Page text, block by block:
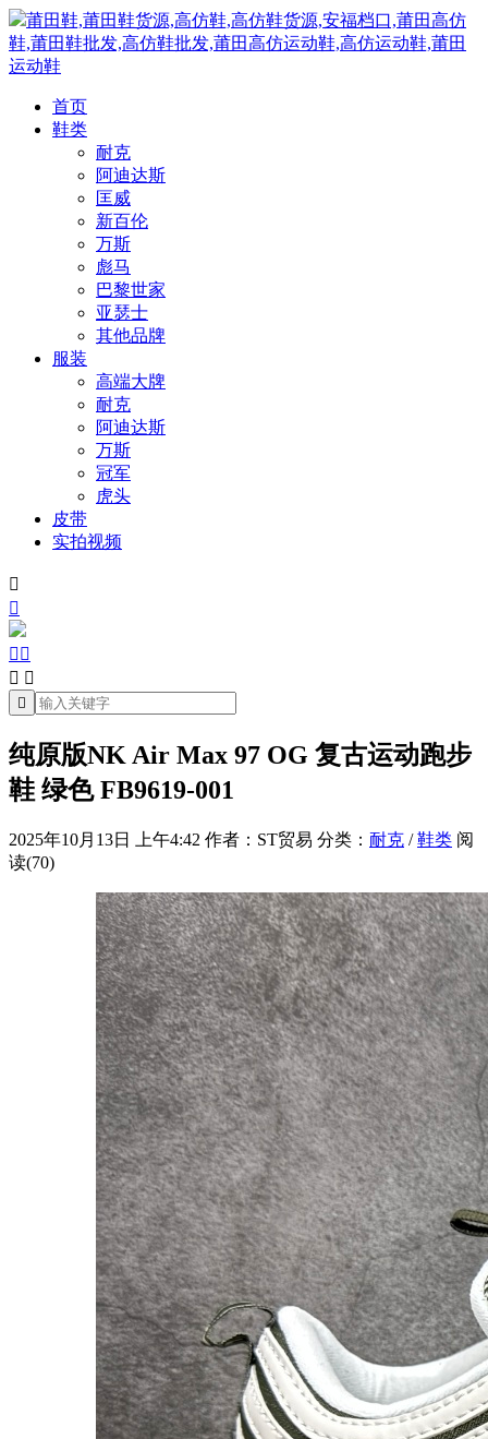
莆田鞋,莆田鞋货源,高仿鞋,高仿鞋货源,安福档口,莆田高仿
鞋,莆田鞋批发,高仿鞋批发,莆田高仿运动鞋,高仿运动鞋,莆田
运动鞋
首页
鞋类
耐克
阿迪达斯
匡威
新百伦
万斯
彪马
巴黎世家
亚瑟士
其他品牌
服装
高端大牌
耐克
阿迪达斯
万斯
冠军
虎头
皮带
实拍视频


 
 

纯原版NK Air Max 97 OG 复古运动跑步
鞋 绿色 FB9619-001
2025年10月13日 上午4:42 作者：ST贸易 分类： 耐克 /鞋类 阅
读(70)